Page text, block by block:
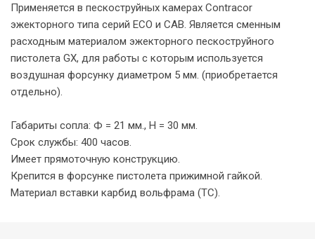
Применяется в пескоструйных камерах Contracor
эжекторного типа серий ECO и CAB. Является сменным
расходным материалом эжекторного пескоструйного
пистолета GX, для работы с которым используется
воздушная форсунку диаметром 5 мм. (приобретается
отдельно).
Габариты сопла: Ф = 21 мм., H = 30 мм.
Срок службы: 400 часов.
Имеет прямоточную конструкцию.
Крепится в форсунке пистолета прижимной гайкой.
Материал вставки карбид вольфрама (TC).